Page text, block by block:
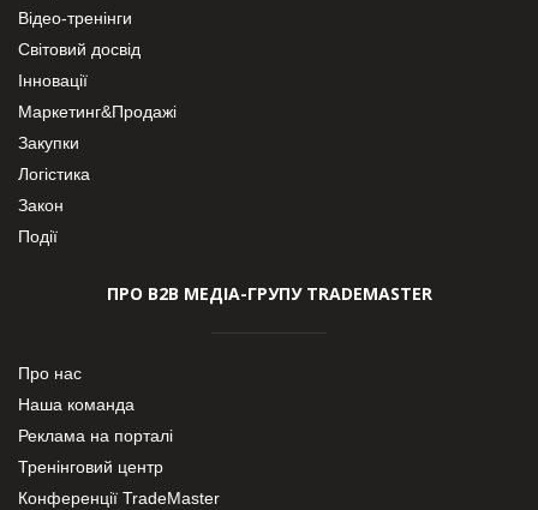
Відео-тренінги
Світовий досвід
Інновації
Маркетинг&Продажі
Закупки
Логістика
Закон
Події
ПРО В2В МЕДІА-ГРУПУ TRADEMASTER
Про нас
Наша команда
Реклама на порталі
Тренінговий центр
Конференції TradeMaster